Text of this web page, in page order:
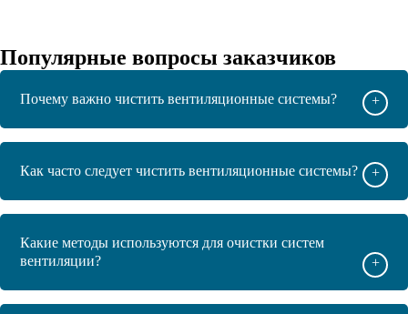
Популярные вопросы заказчиков
Почему важно чистить вентиляционные системы? +
Как часто следует чистить вентиляционные системы? +
Какие методы используются для очистки систем
вентиляции?
+